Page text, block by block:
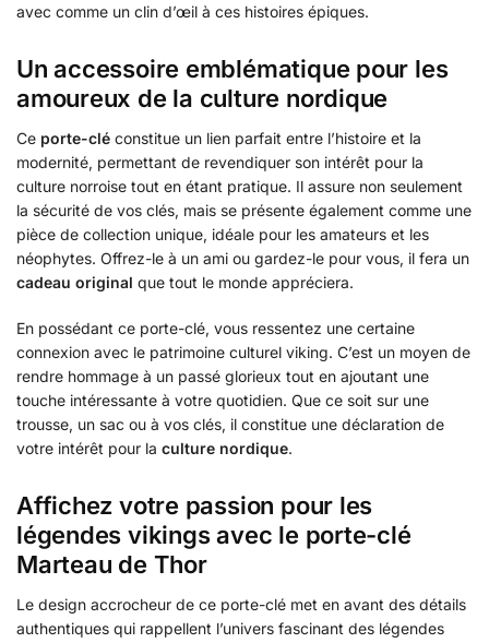
avec comme un clin d’œil à ces histoires épiques.
Un accessoire emblématique pour les
amoureux de la culture nordique
Ce porte-clé constitue un lien parfait entre l’histoire et la
modernité, permettant de revendiquer son intérêt pour la
culture norroise tout en étant pratique. Il assure non seulement
la sécurité de vos clés, mais se présente également comme une
pièce de collection unique, idéale pour les amateurs et les
néophytes. Offrez-le à un ami ou gardez-le pour vous, il fera un
cadeau original que tout le monde appréciera.
En possédant ce porte-clé, vous ressentez une certaine
connexion avec le patrimoine culturel viking. C’est un moyen de
rendre hommage à un passé glorieux tout en ajoutant une
touche intéressante à votre quotidien. Que ce soit sur une
trousse, un sac ou à vos clés, il constitue une déclaration de
votre intérêt pour la culture nordique.
Affichez votre passion pour les
légendes vikings avec le porte-clé
Marteau de Thor
Le design accrocheur de ce porte-clé met en avant des détails
authentiques qui rappellent l’univers fascinant des légendes